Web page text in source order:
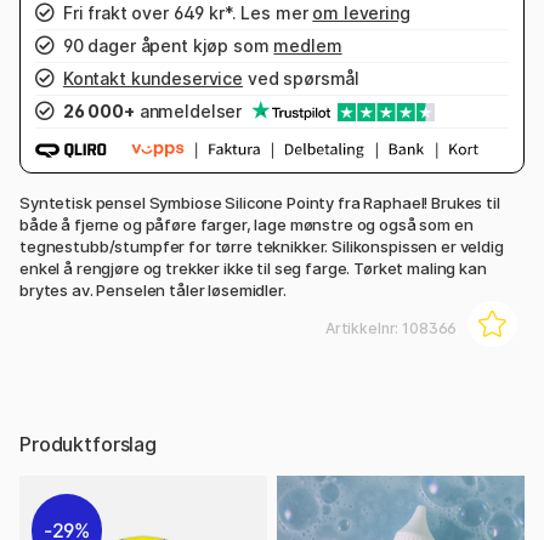
Fri frakt over 649 kr*. Les mer om levering
90 dager åpent kjøp som medlem
Kontakt kundeservice ved spørsmål
26 000+ anmeldelser
Syntetisk pensel Symbiose Silicone Pointy fra Raphael! Brukes til
både å fjerne og påføre farger, lage mønstre og også som en
tegnestubb/stumpfer for tørre teknikker. Silikonspissen er veldig
enkel å rengjøre og trekker ikke til seg farge. Tørket maling kan
brytes av. Penselen tåler løsemidler.
Artikkelnr: 108366
Produktforslag
29%